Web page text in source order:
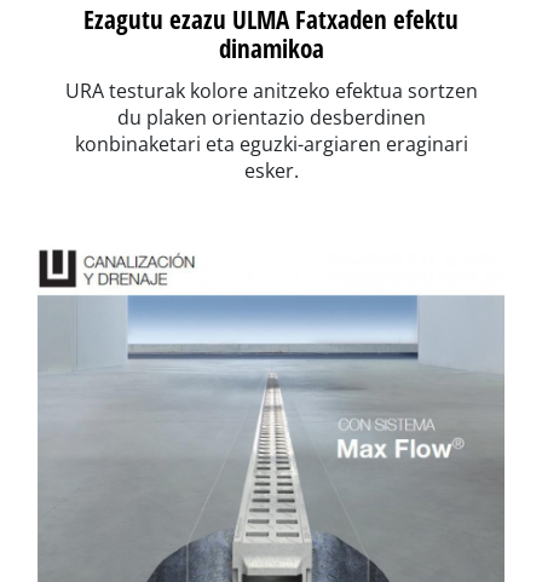
Ezagutu ezazu ULMA Fatxaden efektu
dinamikoa
URA testurak kolore anitzeko efektua sortzen
du plaken orientazio desberdinen
konbinaketari eta eguzki-argiaren eraginari
esker.